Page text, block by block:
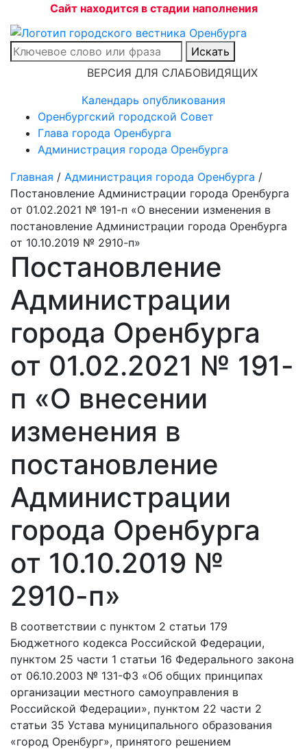
Сайт находится в стадии наполнения
Искать
ВЕРСИЯ ДЛЯ СЛАБОВИДЯЩИХ
Календарь опубликования
Оренбургский городской Совет
Глава города Оренбурга
Администрация города Оренбурга
Главная / Администрация города Оренбурга /
Постановление Администрации города Оренбурга
от 01.02.2021 № 191-п «О внесении изменения в
постановление Администрации города Оренбурга
от 10.10.2019 № 2910-п»
Постановление
Администрации
города Оренбурга
от 01.02.2021 № 191-
п «О внесении
изменения в
постановление
Администрации
города Оренбурга
от 10.10.2019 №
2910-п»
В соответствии с пунктом 2 статьи 179
Бюджетного кодекса Российской Федерации,
пунктом 25 части 1 статьи 16 Федерального закона
от 06.10.2003 № 131-ФЗ «Об общих принципах
организации местного самоуправления в
Российской Федерации», пунктом 22 части 2
статьи 35 Устава муниципального образования
«город Оренбург», принятого решением